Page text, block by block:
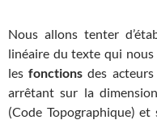
Nous allons tenter
linéaire du texte qui nous
lesfonctions des
arrêtant sur la
(Code Topographique)